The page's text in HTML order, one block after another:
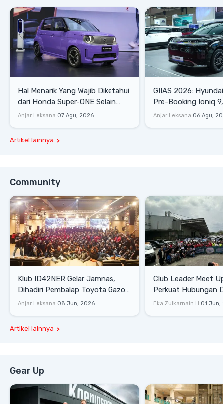
Hal Menarik Yang Wajib Diketahui
dari Honda Super-ONE Selain
Harga
Anjar Leksana 07 Agu, 2026
GIIAS 2026:
Pre-Booking Ioniq
Rp1,49 Miliar
Anjar Leksana 06 Agu,
Artikel lainnya
Community
Klub ID42NER Gelar Jamnas,
Dihadiri Pembalap Toyota Gazoo
Racing
Anjar Leksana 08 Jun, 2026
Club Leader Meet
Perkuat Hubungan
Dengan Komunitas
Eka Zulkarnain H 01 Jun,
Artikel lainnya
Gear Up